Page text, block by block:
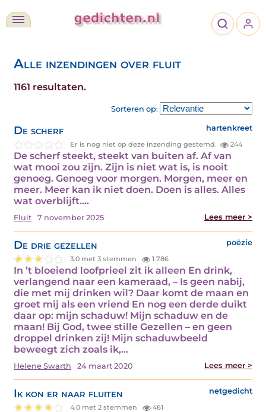
Alle inzendingen over fluit
1161 resultaten.
Sorteren op:
De scherf hartenkreet
Er is nog niet op deze inzending gestemd. 244
De scherf steekt, steekt van buiten af. Af van
wat mooi zou zijn. Zijn is niet wat is, is nooit
genoeg. Genoeg voor morgen. Morgen, meer en
meer. Meer kan ik niet doen. Doen is alles. Alles
wat overblijft.…
Fluit 7 november 2025 Lees meer >
De drie gezellen poëzie
3.0 met 3 stemmen 1.786
In ’t bloeiend loofprieel zit ik alleen En drink,
verlangend naar een kameraad, – Is geen nabij,
die met mij drinken wil? Daar komt de maan en
groet mij als een vriend En nog een derde duikt
daar op: mijn schaduw! Mijn schaduw en de
maan! Bij God, twee stille Gezellen – en geen
droppel drinken zij! Mijn schaduwbeeld
beweegt zich zoals ik,…
Helene Swarth 24 maart 2020 Lees meer >
Ik kon er naar fluiten netgedicht
4.0 met 2 stemmen 461